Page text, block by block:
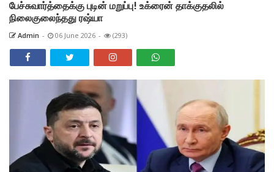
பேச்சுவார்த்தைக்கு புடின் மறுப்பு! உக்ரைன் தாக்குதலில்
நிலைகுலைந்தது ரஷ்யா
Admin - 06 June 2026 - (293)